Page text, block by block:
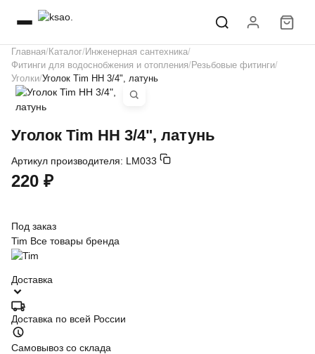
Главная Каталог Инженерная сантехника
Фитинги для водоснобжения и отопления Резьбовые фитинги
Уголки Уголок Tim НН 3/4", латунь
Уголок Tim НН 3/4", латунь
Артикул производителя: LM033
220 ₽
Под заказ
Tim Все товары бренда
Доставка
Доставка по всей России
Самовывоз со склада